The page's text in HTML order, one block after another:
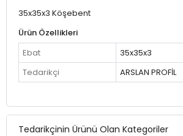
35x35x3 Köşebent
Ürün Özellikleri
Ebat
35x35x3
Tedarikçi
ARSLAN PROFİL
Tedarikçinin Ürünü Olan Kategoriler